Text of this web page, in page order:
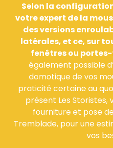
Selon la
votre expert de la
des versions
latérales, et ce, sur
fenêtres ou
également possible
domotique de vos
praticité certaine au
présent Les Storistes,
fourniture et pose
Tremblade, pour une
vos